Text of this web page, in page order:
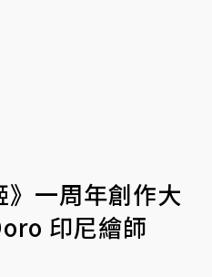
》一周年創作大
印尼繪師